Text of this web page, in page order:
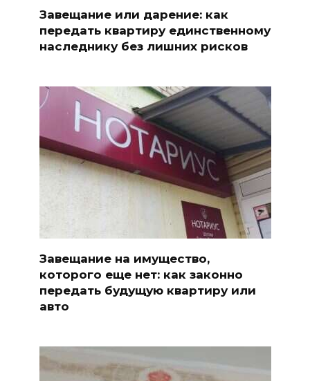
Завещание или дарение: как
передать квартиру единственному
наследнику без лишних рисков
Завещание на имущество,
которого еще нет: как законно
передать будущую квартиру или
авто